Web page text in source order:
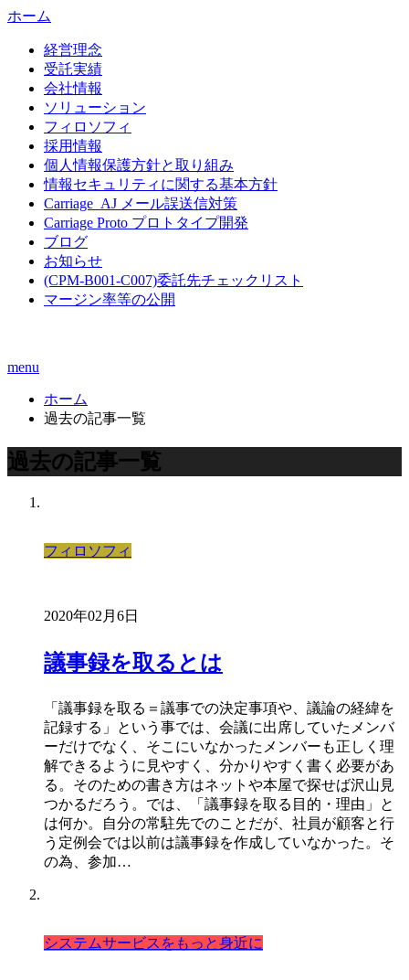
ホーム
経営理念
受託実績
会社情報
ソリューション
フィロソフィ
採用情報
個人情報保護方針と取り組み
情報セキュリティに関する基本方針
Carriage_AJ メール誤送信対策
Carriage Proto プロトタイプ開発
ブログ
お知らせ
(CPM-B001-C007)委託先チェックリスト
マージン率等の公開
menu
ホーム
過去の記事一覧
過去の記事一覧
フィロソフィ
2020年02月6日
議事録を取るとは
「議事録を取る＝議事での決定事項や、議論の経緯を
記録する」という事では、会議に出席していたメンバ
ーだけでなく、そこにいなかったメンバーも正しく理
解できるように見やすく、分かりやすく書く必要があ
る。そのための書き方はネットや本屋で探せば沢山見
つかるだろう。では、「議事録を取る目的・理由」と
は何か。自分の常駐先でのことだが、社員が顧客と行
う定例会では以前は議事録を作成していなかった。そ
の為、参加…
システムサービスをもっと身近に